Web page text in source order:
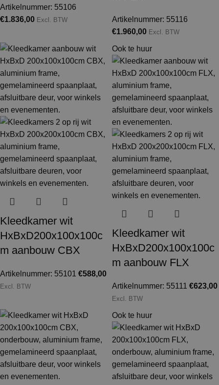
Artikelnummer: 55106
€1.836,00 Excl. BTW
Artikelnummer: 55116
€1.960,00 Excl. BTW
Kleedkamer wit
HxBxD200x100x100c
m aanbouw CBX
Artikelnummer: 55101 €588,00
Excl. BTW
Ook te huur
Kleedkamer wit
HxBxD200x100x100c
m aanbouw FLX
Artikelnummer: 55111 €623,00
Excl. BTW
Ook te huur